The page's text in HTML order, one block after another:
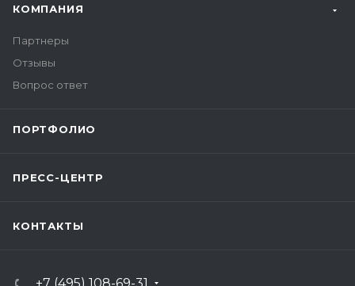
КОМПАНИЯ
Партнеры
Отзывы
Вопрос ответ
ПОРТФОЛИО
ПРЕСС-ЦЕНТР
КОНТАКТЫ